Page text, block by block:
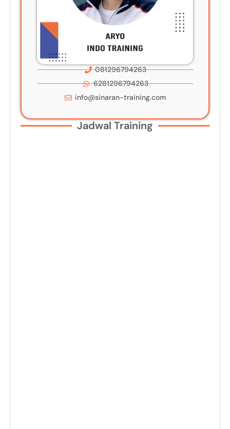
081296794263
6281296794263
info@sinaran-training.com
Jadwal Training